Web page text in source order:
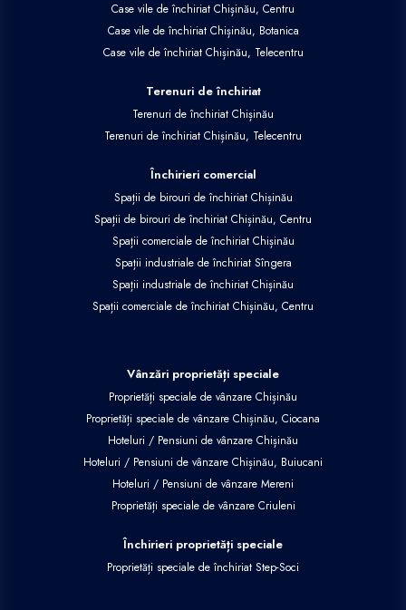
Case vile de închiriat Chișinău, Centru
Case vile de închiriat Chișinău, Botanica
Case vile de închiriat Chișinău, Telecentru
Terenuri de închiriat
Terenuri de închiriat Chișinău
Terenuri de închiriat Chișinău, Telecentru
Închirieri comercial
Spații de birouri de închiriat Chișinău
Spații de birouri de închiriat Chișinău, Centru
Spații comerciale de închiriat Chișinău
Spații industriale de închiriat Sîngera
Spații industriale de închiriat Chișinău
Spații comerciale de închiriat Chișinău, Centru
Vânzări proprietăți speciale
Proprietăți speciale de vânzare Chișinău
Proprietăți speciale de vânzare Chișinău, Ciocana
Hoteluri / Pensiuni de vânzare Chișinău
Hoteluri / Pensiuni de vânzare Chișinău, Buiucani
Hoteluri / Pensiuni de vânzare Mereni
Proprietăți speciale de vânzare Criuleni
Închirieri proprietăți speciale
Proprietăți speciale de închiriat Step-Soci